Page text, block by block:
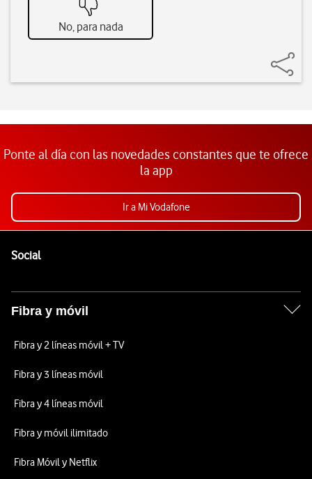
No, para nada
Ponte al día con las novedades constantes que te ofrece
la app
Ir a Mi Vodafone
SocialEnlaces a las redes sociales de Vodafone
Fibra y móvil
Fibra y 2 líneas móvil + TV
Fibra y 3 líneas móvil
Fibra y 4 líneas móvil
Fibra y móvil ilimitado
Fibra Móvil y Netflix